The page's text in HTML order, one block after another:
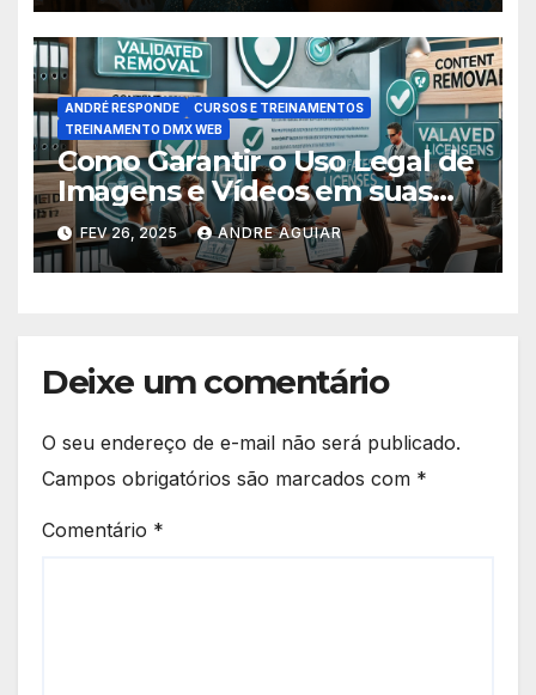
ANDRÉ RESPONDE
CURSOS E TREINAMENTOS
TREINAMENTO DMX WEB
Como Garantir o Uso Legal de
Imagens e Vídeos em suas
Peças Publicitárias
FEV 26, 2025 ANDRE AGUIAR
Deixe um comentário
O seu endereço de e-mail não será publicado.
Campos obrigatórios são marcados com *
Comentário *